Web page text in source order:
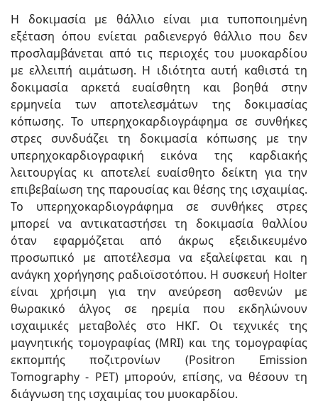
Η δοκιμασία με θάλλιο είναι μια τυποποιημένη
εξέταση όπου ενίεται ραδιενεργό θάλλιο που δεν
προσλαμβάνεται από τις περιοχές του μυοκαρδίου
με ελλειπή αιμάτωση. Η ιδιότητα αυτή καθιστά τη
δοκιμασία αρκετά ευαίσθητη και βοηθά στην
ερμηνεία των αποτελεσμάτων της δοκιμασίας
κόπωσης. Το υπερηχοκαρδιογράφημα σε συνθήκες
στρες συνδυάζει τη δοκιμασία κόπωσης με την
υπερηχοκαρδιογραφική εικόνα της καρδιακής
λειτουργίας κι αποτελεί ευαίσθητο δείκτη για την
επιβεβαίωση της παρουσίας και θέσης της ισχαιμίας.
Το υπερηχοκαρδιογράφημα σε συνθήκες στρες
μπορεί να αντικαταστήσει τη δοκιμασία θαλλίου
όταν εφαρμόζεται από άκρως εξειδικευμένο
προσωπικό με αποτέλεσμα να εξαλείφεται και η
ανάγκη χορήγησης ραδιοϊσοτόπου. Η συσκευή Holter
είναι χρήσιμη για την ανεύρεση ασθενών με
θωρακικό άλγος σε ηρεμία που εκδηλώνουν
ισχαιμικές μεταβολές στο ΗΚΓ. Οι τεχνικές της
μαγνητικής τομογραφίας (MRI) και της τομογραφίας
εκπομπής ποζιτρονίων (Positron Emission
Tomography - PET) μπορούν, επίσης, να θέσουν τη
διάγνωση της ισχαιμίας του μυοκαρδίου.